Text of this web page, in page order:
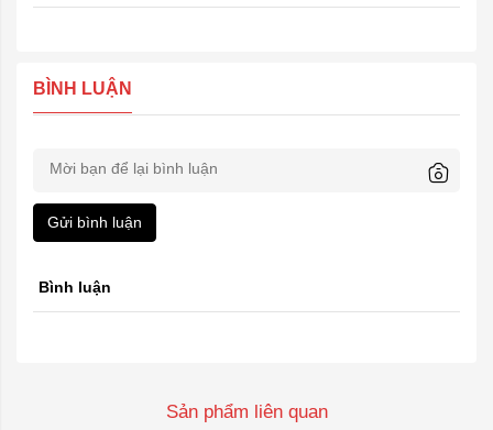
BÌNH LUẬN
Gửi bình luận
Bình luận
Sản phẩm liên quan